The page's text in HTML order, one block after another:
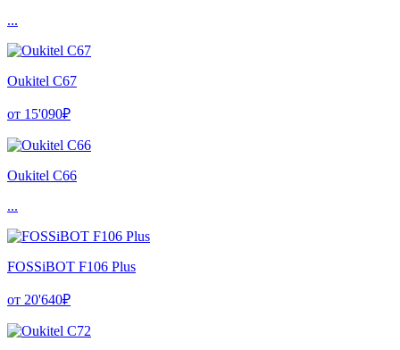
...
Oukitel C67
от 15'090₽
Oukitel C66
...
FOSSiBOT F106 Plus
от 20'640₽